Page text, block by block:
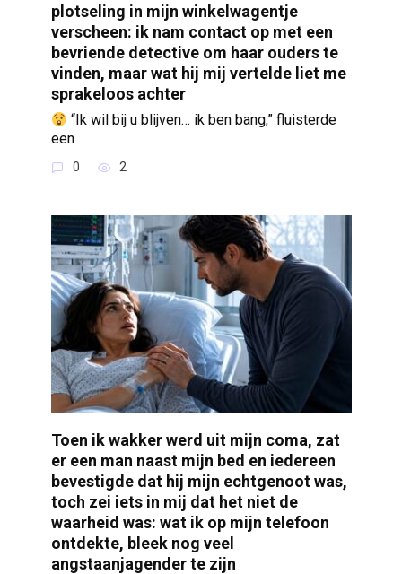
plotseling in mijn winkelwagentje
verscheen: ik nam contact op met een
bevriende detective om haar ouders te
vinden, maar wat hij mij vertelde liet me
sprakeloos achter
“Ik wil bij u blijven… ik ben bang,” fluisterde
een
0 2
Toen ik wakker werd uit mijn coma, zat
er een man naast mijn bed en iedereen
bevestigde dat hij mijn echtgenoot was,
toch zei iets in mij dat het niet de
waarheid was: wat ik op mijn telefoon
ontdekte, bleek nog veel
angstaanjagender te zijn